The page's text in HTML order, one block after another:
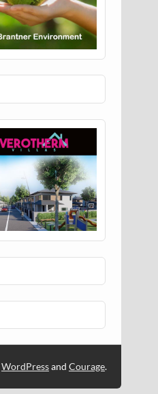
WordPressand Courage.